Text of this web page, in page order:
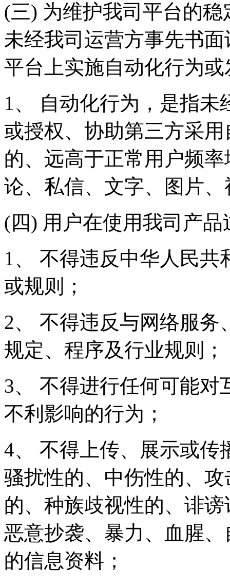
(三) 为维护我司平台的
未经我司运营方事先书
平台上实施自动化行为
1、 自动化行为，是指
或授权、协助第三方采
的、远高于正常用户频
论、私信、文字、图片
(四) 用户在使用我司产
1、 不得违反中华人民
或规则；
2、 不得违反与网络服
规定、程序及行业规则；
3、 不得进行任何可能
不利影响的行为；
4、 不得上传、展示或传
骚扰性的、中伤性的、
的、种族歧视性的、诽
恶意抄袭、暴力、血腥
的信息资料；